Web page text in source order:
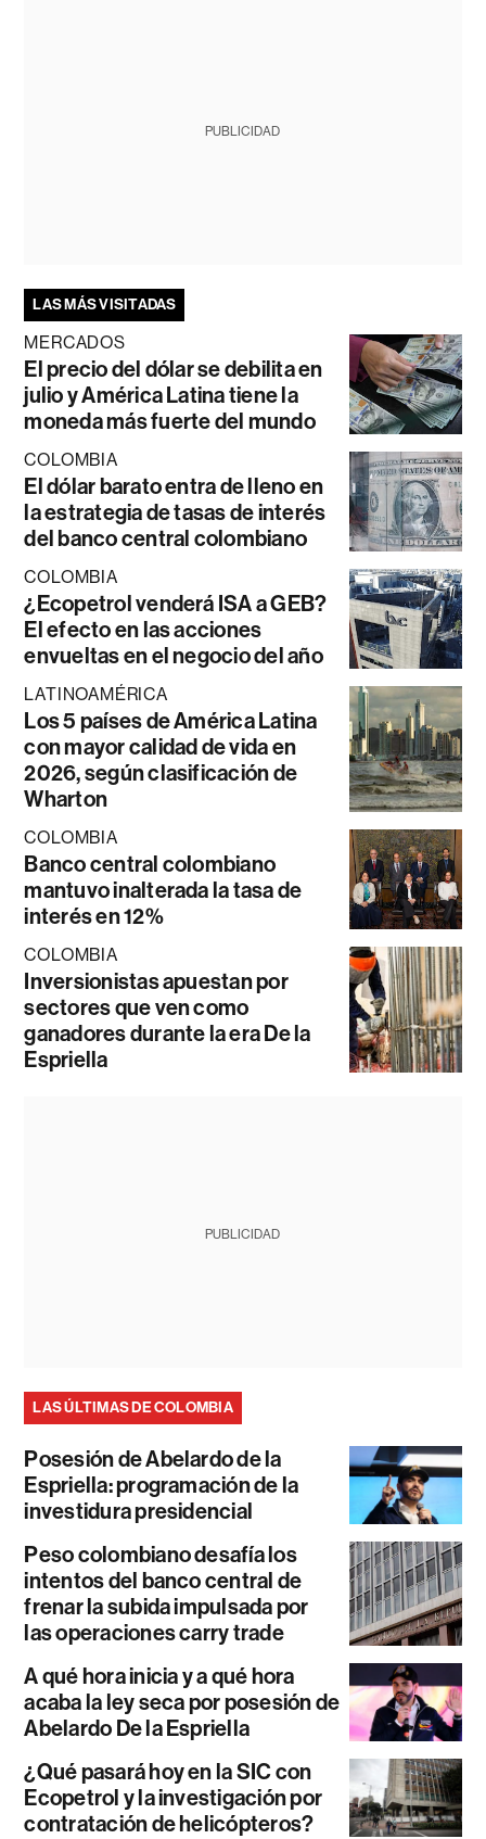
PUBLICIDAD
LAS MÁS VISITADAS
MERCADOS
El precio del dólar se debilita en
julio y América Latina tiene la
moneda más fuerte del mundo
COLOMBIA
El dólar barato entra de lleno en
la estrategia de tasas de interés
del banco central colombiano
COLOMBIA
¿Ecopetrol venderá ISA a GEB?
El efecto en las acciones
envueltas en el negocio del año
LATINOAMÉRICA
Los 5 países de América Latina
con mayor calidad de vida en
2026, según clasificación de
Wharton
COLOMBIA
Banco central colombiano
mantuvo inalterada la tasa de
interés en 12%
COLOMBIA
Inversionistas apuestan por
sectores que ven como
ganadores durante la era De la
Espriella
PUBLICIDAD
LAS ÚLTIMAS DE COLOMBIA
Posesión de Abelardo de la
Espriella: programación de la
investidura presidencial
Peso colombiano desafía los
intentos del banco central de
frenar la subida impulsada por
las operaciones carry trade
A qué hora inicia y a qué hora
acaba la ley seca por posesión de
Abelardo De la Espriella
¿Qué pasará hoy en la SIC con
Ecopetrol y la investigación por
contratación de helicópteros?